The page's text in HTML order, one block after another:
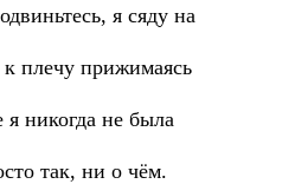
я сяду на
плечу прижимаясь
никогда не была
так, ни о чём.